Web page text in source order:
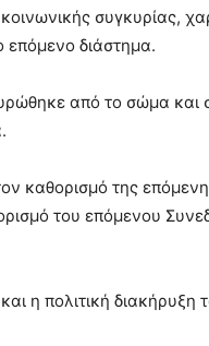
συγκυρίας,
επόμενο διάστημα.
από το σώμα και
καθορισμό της
του επόμενου
η πολιτική